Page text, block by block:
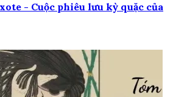
- Cuộc phiêu lưu kỳ quặc của